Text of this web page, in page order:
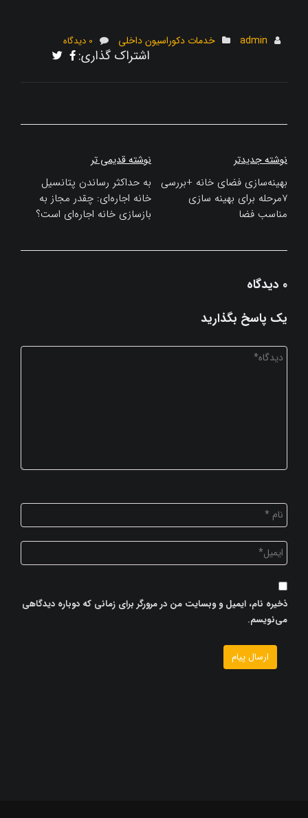
admin خدمات دکوراسیون داخلی 0 دیدگاه
اشتراک گذاری:
راهبری
نوشته
نوشته قدیمی تر
به حداکثر رساندن پتانسیل
خانه اجاره‌ای: چقدر مجاز به
بازسازی خانه اجاره‌ای است؟
نوشته جدیدتر
بهینه‌سازی فضای خانه +بررسی
7مرحله برای بهینه سازی
مناسب فضا
0 دیدگاه
یک پاسخ بگذارید
ذخیره نام، ایمیل و وبسایت من در مرورگر برای زمانی که دوباره دیدگاهی
می‌نویسم.